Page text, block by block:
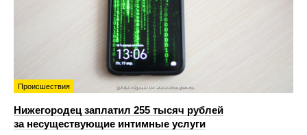
Происшествия
Нижегородец заплатил 255 тысяч рублей
за несуществующие интимные услуги